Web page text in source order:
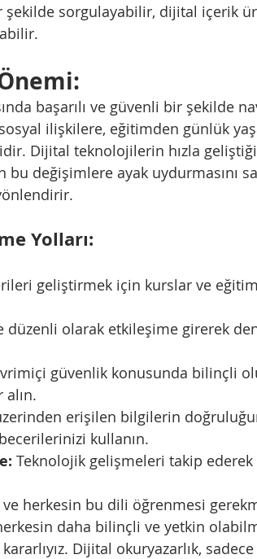
sorgulayabilir, dijital içerik
ilişkilere, eğitimden günlük
Dijital teknolojilerin hızla
değişimlere ayak uydurmasını
Yolları:
geliştirmek için kurslar ve eğitim
düzenli olarak etkileşime girerek
güvenlik konusunda bilinçli
erişilen bilgilerin
kullanın.
Teknolojik gelişmeleri takip ederek
ve herkesin bu dili öğrenmesi
daha bilinçli ve yetkin
Dijital okuryazarlık,